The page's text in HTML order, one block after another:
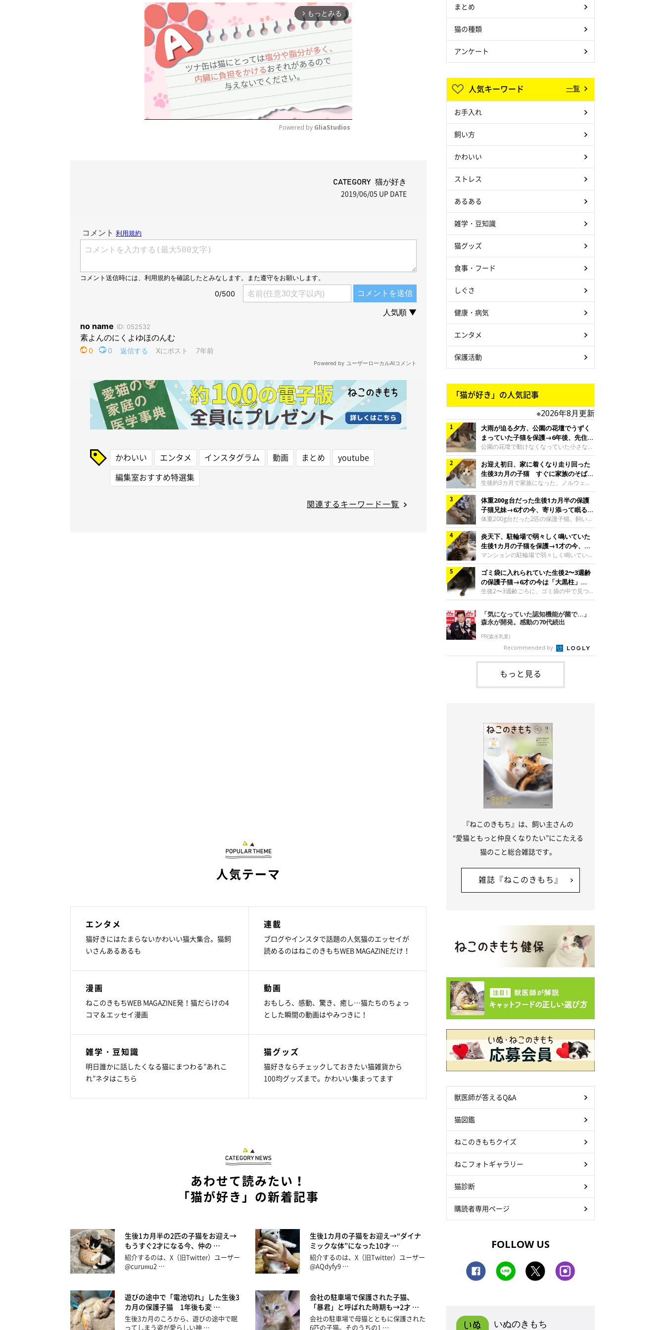
arrow_forward_ios もっとみる
Powered by GliaStudios
CATEGORY 猫が好き
2019/06/05 UP DATE
かわいい エンタメ インスタグラム 動画 まとめ
youtube
編集室おすすめ特選集
関連するキーワード一覧
人気テーマ
エンタメ
猫好きにはたまらないかわいい猫大集合。猫飼
いさんあるあるも
連載
ブログやインスタで話題の人気猫のエッセイが
読めるのはねこのきもちWEB MAGAZINEだけ！
漫画
ねこのきもちWEB MAGAZINE発！猫だらけの4
コマ＆エッセイ漫画
動画
おもしろ、感動、驚き、癒し…猫たちのちょっ
とした瞬間の動画はやみつきに！
雑学・豆知識
明日誰かに話したくなる猫にまつわる”あれこ
れ”ネタはこちら
猫グッズ
猫好きならチェックしておきたい猫雑貨から
100均グッズまで。かわいい集まってます
あわせて読みたい！
「猫が好き」の新着記事
生後1カ月半の2匹の子猫をお迎え→
もうすぐ2才になる今、仲の …
紹介するのは、X（旧Twitter）ユーザー
@curumu2 …
生後1カ月の子猫をお迎え→“ダイナ
ミックな体”になった10才 …
紹介するのは、X（旧Twitter）ユーザー
@AQdyfy9 …
遊びの途中で「電池切れ」した生後3
カ月の保護子猫 1年後も変 …
生後3カ月のころから、遊びの途中で眠
ってしまう姿が愛らしい神 …
会社の駐車場で保護された子猫、
「暴君」と呼ばれた時期も→2才 …
会社の駐車場で母猫とともに保護された
6匹の子猫。そのうちの1 …
まとめ
猫の種類
アンケート
人気キーワード 一覧
お手入れ
飼い方
かわいい
ストレス
あるある
雑学・豆知識
猫グッズ
食事・フード
しぐさ
健康・病気
エンタメ
保護活動
「猫が好き」の人気記事
※2026年8月更新
大雨が迫る夕方、公園の花壇でうずく
まっていた子猫を保護→6年後、先住猫
と“姉妹”のような関係に
公園の花壇で動けなくなっていた小さな子
猫。家族に迎えられてから6年、先住猫と
の間には深い絆が育まれていました。保護
当時のティダちゃん。
@muumuu62197189紹介するのは、
X（旧Twitter）ユーザー
@muumuu62197189さんの愛猫・ティダ
ちゃん（取材時6才）の成長記録です。こ
ちらは、生後3カ月ごろのティダちゃん。
飼い主さんが出会ったのは、夜から大雨に
なると予報されていた日の夕方でした。花
壇で動けずにいた子猫保護したばかりのテ
ィダちゃん。@muumuu62197189飼い主
さんは、公園の
お迎え初日、家に着くなり走り回った
生後3カ月の子猫 すぐに家族のそばで
落ち着く姿に「迎えてよかった」
生後約3カ月で家族になった、ノルウェー
ジャンフォレストキャットの子猫。お迎え
翌日には、すでに家でくつろぐ様子を見せ
ていました。お迎え翌日、ベッドでうとう
とするむうちゃんお迎え翌日のむうちゃ
ん。@umimugi0304紹介するのは、
Instagramユーザー@umimugi0304さんの
愛猫・むうちゃん（撮影時、生後約3カ月
／ノルウェージャンフォレストキャッ
ト）。こちらは、お迎え翌日に撮影された
一枚。ゴハンをお腹いっぱい食べたむうち
ゃんは眠くなり、飼い主さん夫婦のベッド
でうとうとし始めたのだとか。飼い主さ
体重200g台だった生後1カ月半の保護
子猫兄妹→6才の今、寄り添って眠る姿
にほっこり！
体重200g台だった2匹の保護子猫。飼い主
さんの家族になってから6年、ともに成長
するなかで、2匹の関係にも少しずつ変化
が見られました。家族になったばかりの小
さな兄妹猫（写真上から）妹猫・てんちゃ
ん、兄猫・ラムくん。@ten_ramu紹介す
るのは、X（旧Twitter）ユーザー
@ten_ramuさんの愛猫・ラムくんとてん
ちゃん（ともに取材時6才）の成長記録で
す。この写真は、お迎えして間もない生後
グラム、てんちゃんは209グラムと、どち
らもとても小さな体でした。2匹
炎天下、駐輪場で弱々しく鳴いていた
生後1カ月の子猫を保護→1才の今、筋
肉質でツンデレなコに成長
マンションの駐輪場で弱々しく鳴いてい
た、生後1カ月ほどの子猫。家族に迎えら
れてから1年、体も行動も大きく成長しま
した。炎天下の駐輪場で鳴いていた小さな
子猫保護当時のモモちゃん。@Kingponzu
紹介するのは、X（旧Twitter）ユーザー
@Kingponzuさんの愛猫・モモちゃん（取
材時1才）の成長記録です。こちらは、モ
モちゃんが生後1カ月ごろに撮影された一
枚。飼い主さんの自宅マンションの駐輪場
で鳴いていたところを保護された当時の姿
です。子猫時代のモモちゃん。
@Kingponzuその日は気温が35℃を
ゴミ袋に入れられていた生後2〜3週齢
の保護子猫→6才の今は「大黒柱」
に！ 美しい黒猫に成長した姿にグッ
とくる
生後2〜3週齢ごろに、ゴミ袋の中で見つか
った小さな命。ミルクから育てられたその
子猫は今、家族に欠かせない存在へと成長
しました。ゴミ袋の中で見つかった、ミニ
モグラのような子猫よちよち歩きをしてい
たころの、生後2〜3週齢ごろのドンちゃ
ん。@doddou_1今回紹介するのは、
X（旧Twitter）ユーザー@doddou_1さん
の愛猫・ドンちゃん（取材時、推定6才／
本名：ドミトリー・ドンスコイ）。ドンち
ゃんは、保護猫でした。ドンちゃんが見つ
かったのは、飼い主さんの姉の勤め先の敷
「気になっていた認知機能が菌で…」
森永が開発。感動の70代続出
PR(森永乳業)
Recommended by
もっと見る
『ねこのきもち』は、飼い主さんの
“愛猫ともっと仲良くなりたい”にこたえる
猫のこと総合雑誌です。
雑誌『ねこのきもち』
獣医師が答えるQ&A
猫図鑑
ねこのきもちクイズ
ねこフォトギャラリー
猫診断
購読者専用ページ
FOLLOW US
いぬのきもち